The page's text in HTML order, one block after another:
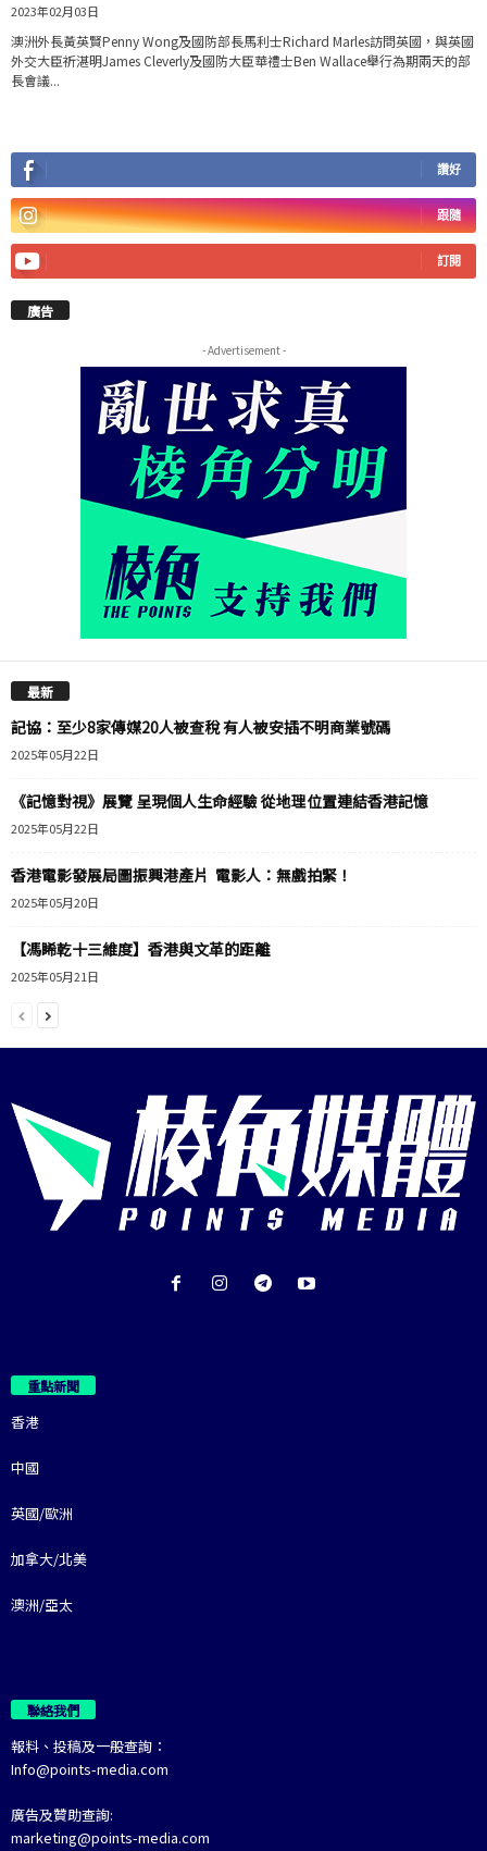
2023年02月03日
澳洲外長黃英賢Penny Wong及國防部長馬利士Richard Marles訪問英國，與英國
外交大臣祈湛明James Cleverly及國防大臣華禮士Ben Wallace舉行為期兩天的部
長會議...
讚好
跟隨
訂閱
廣告
- Advertisement -
最新
記協：至少8家傳媒20人被查稅 有人被安插不明商業號碼
2025年05月22日
《記憶對視》展覽 呈現個人生命經驗 從地理位置連結香港記憶
2025年05月22日
香港電影發展局圖振興港產片 電影人：無戲拍緊！
2025年05月20日
【馮睎乾十三維度】香港與文革的距離
2025年05月21日
重點新聞
香港
中國
英國/歐洲
加拿大/北美
澳洲/亞太
聯絡我們
報料、投稿及一般查詢：
Info@points-media.com
廣告及贊助查詢:
marketing@points-media.com